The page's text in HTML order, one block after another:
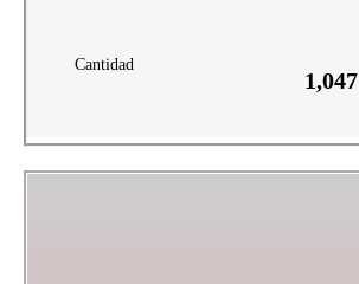
Cantidad
1,047